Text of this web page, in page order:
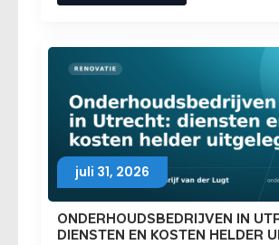
ONDERHOUDSBEDRIJVEN IN
DIENSTEN EN KOSTEN HELDER
juli 31, 2026